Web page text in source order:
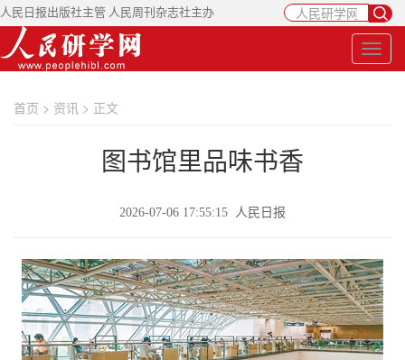
人民日报出版社主管 人民周刊杂志社主办
首页 > 资讯 > 正文
图书馆里品味书香
2026-07-06 17:55:15 人民日报